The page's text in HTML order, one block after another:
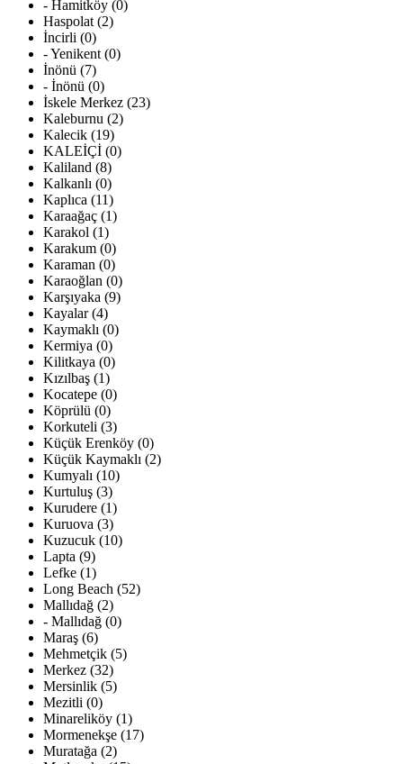
- Hamitköy (0)
Haspolat (2)
İncirli (0)
- Yenikent (0)
İnönü (7)
- İnönü (0)
İskele Merkez (23)
Kaleburnu (2)
Kalecik (19)
KALEİÇİ (0)
Kaliland (8)
Kalkanlı (0)
Kaplıca (11)
Karaağaç (1)
Karakol (1)
Karakum (0)
Karaman (0)
Karaoğlan (0)
Karşıyaka (9)
Kayalar (4)
Kaymaklı (0)
Kermiya (0)
Kilitkaya (0)
Kızılbaş (1)
Kocatepe (0)
Köprülü (0)
Korkuteli (3)
Küçük Erenköy (0)
Küçük Kaymaklı (2)
Kumyalı (10)
Kurtuluş (3)
Kurudere (1)
Kuruova (3)
Kuzucuk (10)
Lapta (9)
Lefke (1)
Long Beach (52)
Mallıdağ (2)
- Mallıdağ (0)
Maraş (6)
Mehmetçik (5)
Merkez (32)
Mersinlik (5)
Mezitli (0)
Minareliköy (1)
Mormenekşe (17)
Muratağa (2)